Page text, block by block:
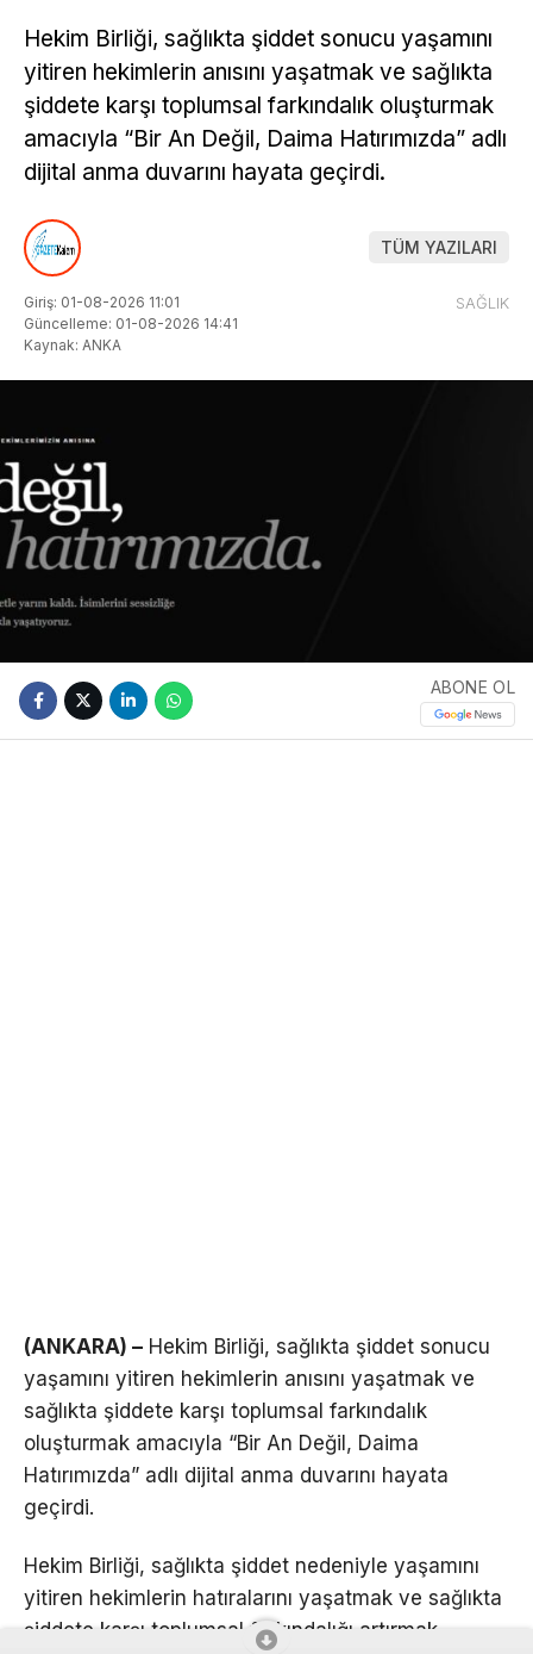
Hekim Birliği, sağlıkta şiddet sonucu yaşamını
yitiren hekimlerin anısını yaşatmak ve sağlıkta
şiddete karşı toplumsal farkındalık oluşturmak
amacıyla “Bir An Değil, Daima Hatırımızda” adlı
dijital anma duvarını hayata geçirdi.
TÜM YAZILARI
Giriş: 01-08-2026 11:01
Güncelleme: 01-08-2026 14:41
Kaynak: ANKA
SAĞLIK
ABONE OL
(ANKARA) – Hekim Birliği, sağlıkta şiddet sonucu
yaşamını yitiren hekimlerin anısını yaşatmak ve
sağlıkta şiddete karşı toplumsal farkındalık
oluşturmak amacıyla “Bir An Değil, Daima
Hatırımızda” adlı dijital anma duvarını hayata
geçirdi.
Hekim Birliği, sağlıkta şiddet nedeniyle yaşamını
yitiren hekimlerin hatıralarını yaşatmak ve sağlıkta
şiddete karşı toplumsal farkındalığı artırmak